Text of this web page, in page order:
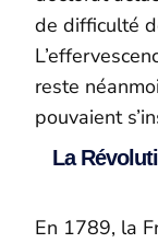
de difficulté
reste
pouvaient
La
En 1789, la